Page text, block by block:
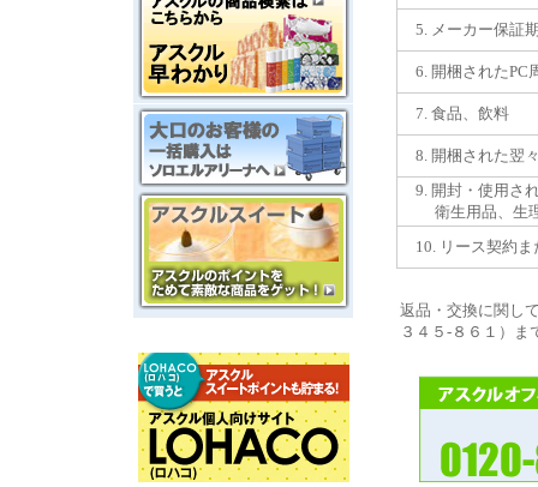
5. メーカー保証
6. 開梱されたPC
7. 食品、飲料
8. 開梱された翌
9. 開封・使用さ
衛生用品、生理
10. リース契約ま
返品・交換に関し
３４５-８６１）ま